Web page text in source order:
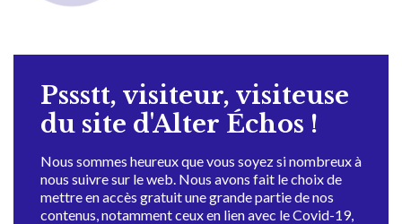
Pssstt, visiteur, visiteuse
du site d'Alter Échos !
Nous sommes heureux que vous soyez si nombreux à
nous suivre sur le web. Nous avons fait le choix de
mettre en accès gratuit une grande partie de nos
contenus, notamment ceux en lien avec le Covid-19,